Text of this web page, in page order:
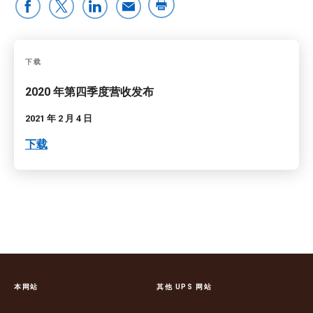
下载
2020 年第四季度营收发布
2021 年 2 月 4 日
下载
本网站 其他 UPS 网站